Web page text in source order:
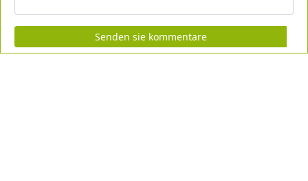
Senden sie kommentare